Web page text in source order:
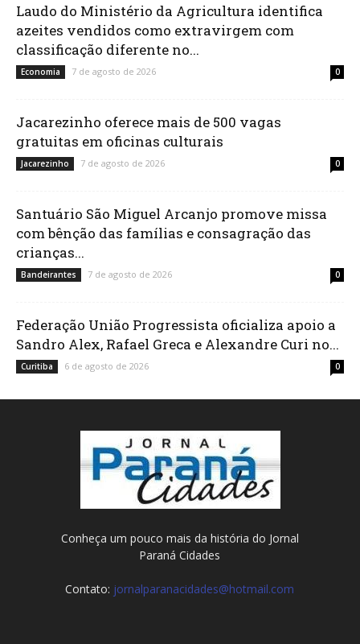
Laudo do Ministério da Agricultura identifica
azeites vendidos como extravirgem com
classificação diferente no...
Economia 7 de agosto de 2026 0
Jacarezinho oferece mais de 500 vagas
gratuitas em oficinas culturais
Jacarezinho 7 de agosto de 2026 0
Santuário São Miguel Arcanjo promove missa
com bênção das famílias e consagração das
crianças...
Bandeirantes 7 de agosto de 2026 0
Federação União Progressista oficializa apoio a
Sandro Alex, Rafael Greca e Alexandre Curi no...
Curitiba 6 de agosto de 2026 0
Conheça um pouco mais da história do Jornal
Paraná Cidades
Contato: jornalparanacidades@hotmail.com